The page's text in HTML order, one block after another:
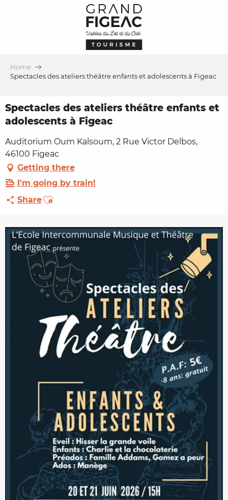
Home
Spectacles des ateliers théâtre enfants et adolescents à Figeac
Spectacles des ateliers théâtre enfants et
adolescents à Figeac
Auditorium Oum Kalsoum, 2 Rue Victor Delbos,
46100 Figeac
Getting there
I'm going by train!
ShareAjouter aux favoris